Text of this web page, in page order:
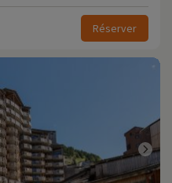
Réserver